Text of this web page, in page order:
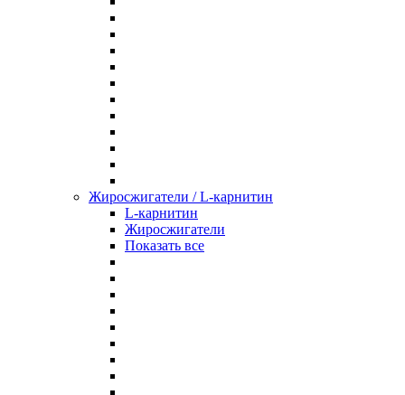
Жиросжигатели / L-карнитин
L-карнитин
Жиросжигатели
Показать все